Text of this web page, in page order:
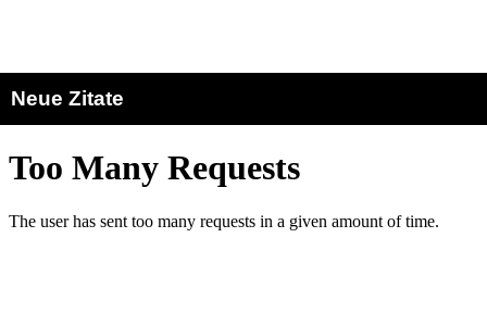
Neue Zitate